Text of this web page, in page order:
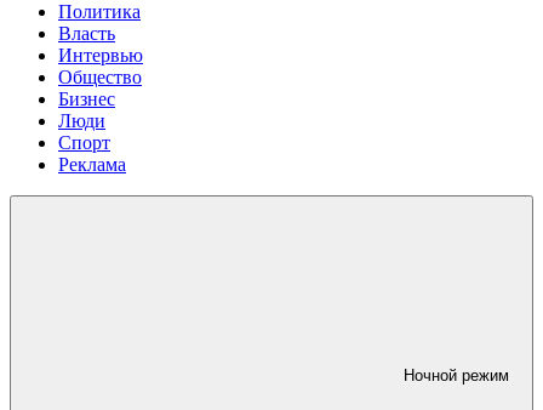
Политика
Власть
Интервью
Общество
Бизнес
Люди
Спорт
Реклама
Ночной режим